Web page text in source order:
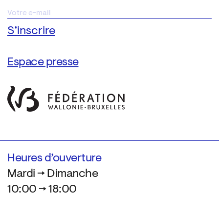
Espace presse
Heures d’ouverture
Mardi → Dimanche
10:00 → 18:00